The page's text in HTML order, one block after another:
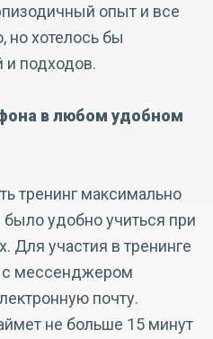
опыт и все
но хотелось бы
и подходов.
в любом удобном
тренинг максимально
удобно учиться при
Для участия в тренинге
с мессенджером
почту.
не больше 15 минут